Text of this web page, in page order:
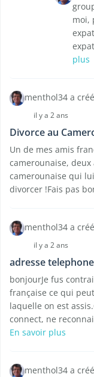
moi,
plus
menthol34 a
il y a 2 ans
Divorce au
Un de mes amis
camerounaise,
camerounaise qui
divorcer !Fais pas
menthol34 a
il y a 2 ans
adresse
bonjourJe fus
française ce qui
laquelle on est
connect, ne
En savoir plus
menthol34 a